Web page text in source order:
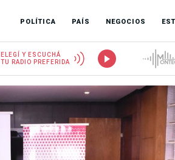
POLÍTICA PAÍS NEGOCIOS
ELEGÍ Y ESCUCHÁ
TU RADIO PREFERIDA